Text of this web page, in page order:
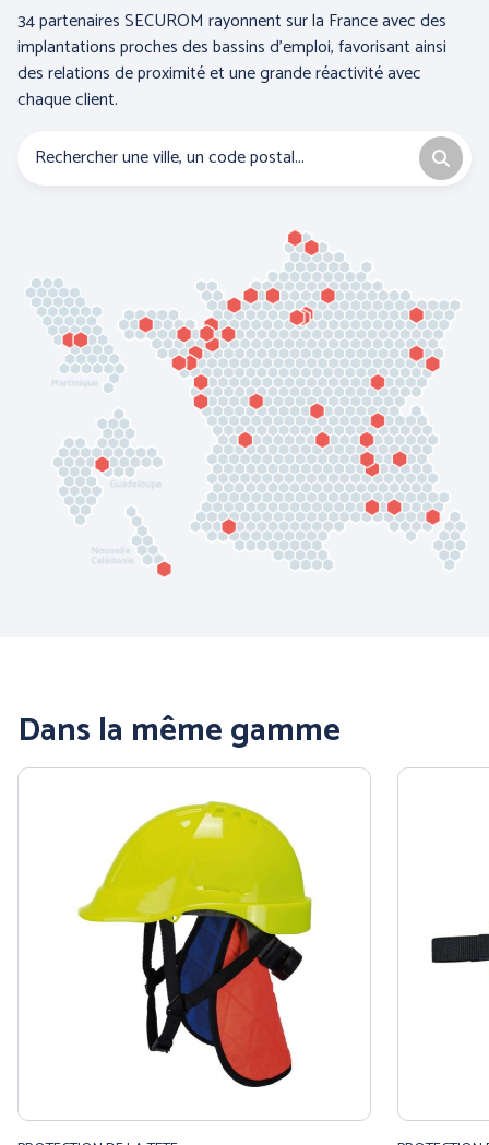
BLS A SOCIO UNICO BP (Bierbaum - Proenen)
CEPOVETT SAS
CHATARD
(Roan'Panchos)
ENGEL WORKWEAR
34 partenaires SECUROM rayonnent sur la France avec des
implantations proches des bassins d’emploi, favorisant ainsi
des relations de proximité et une grande réactivité avec
chaque client.
Dans la même gamme